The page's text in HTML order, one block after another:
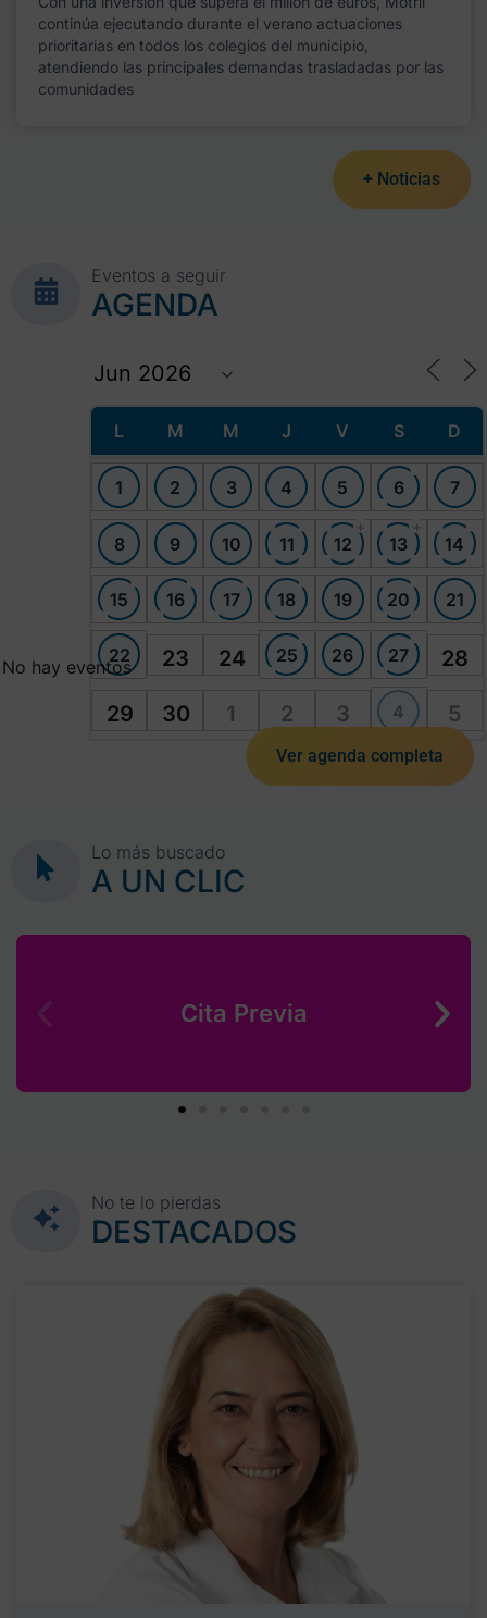
continúa ejecutando durante el verano actuaciones
prioritarias en todos los colegios del municipio,
atendiendo las principales demandas trasladadas por las
comunidades
+ Noticias
Eventos a seguir
AGENDA
L M M J V S D
1 2 3 4 5 6 7
8 9 10 11 12
+
13
+
14
15 16 17 18 19 20 21
22 23 24 25 26 27 28
29 30 1 2 3 4 5
No hay eventos
Ver agenda completa
Lo más buscado
A UN CLIC
Cita Previa
No te lo pierdas
DESTACADOS